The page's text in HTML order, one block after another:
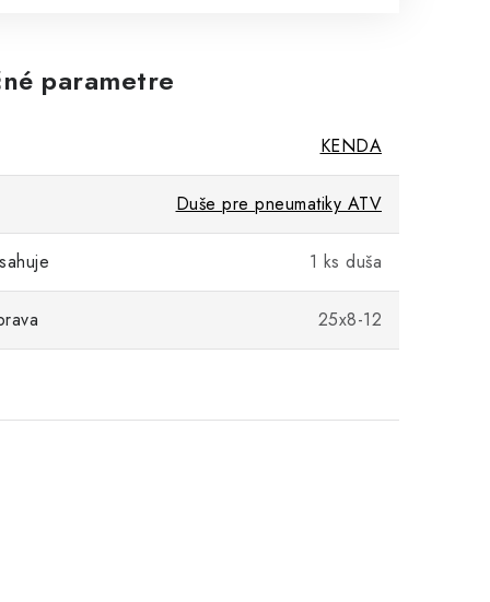
parametre
KENDA
Duše pre pneumatiky ATV
1 ks duša
25x8-12